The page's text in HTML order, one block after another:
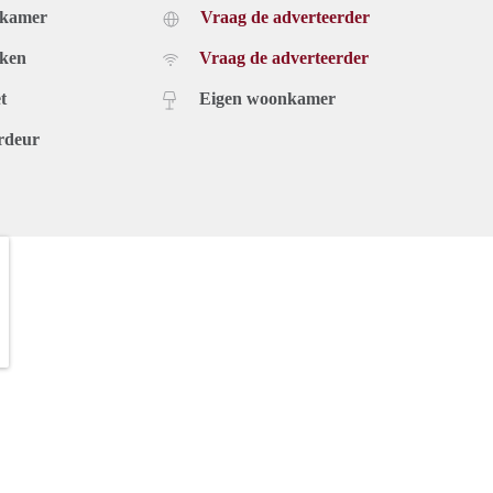
Vraag de adverteerder
Vraag de adverteerder
Eigen woonkamer